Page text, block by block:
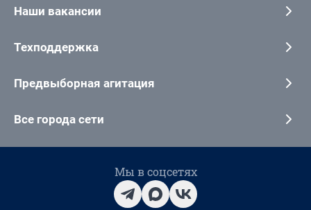
Наши вакансии
Техподдержка
Предвыборная агитация
Все города сети
Мы в соцсетях